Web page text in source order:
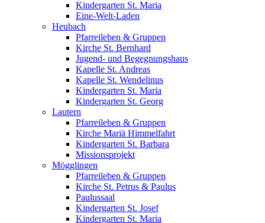
Kindergarten St. Maria
Eine-Welt-Laden
Heubach
Pfarreileben & Gruppen
Kirche St. Bernhard
Jugend- und Begegnungshaus
Kapelle St. Andreas
Kapelle St. Wendelinus
Kindergarten St. Maria
Kindergarten St. Georg
Lautern
Pfarreileben & Gruppen
Kirche Mariä Himmelfahrt
Kindergarten St. Barbara
Missionsprojekt
Mögglingen
Pfarreileben & Gruppen
Kirche St. Petrus & Paulus
Paulussaal
Kindergarten St. Josef
Kindergarten St. Maria